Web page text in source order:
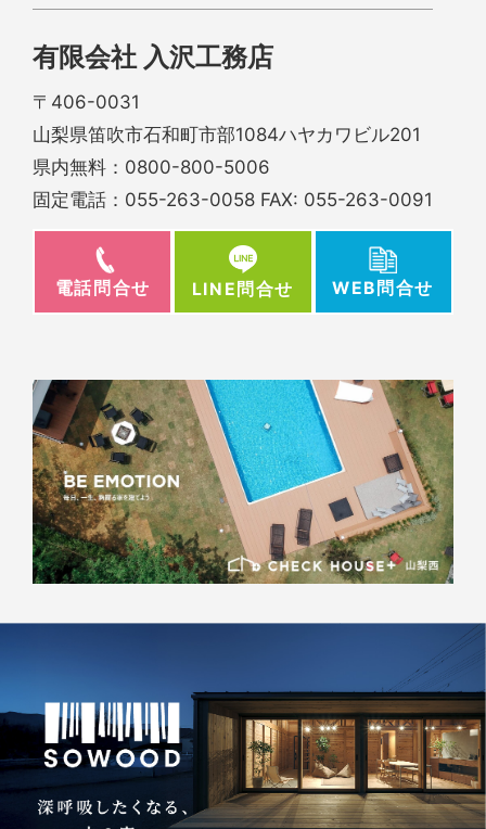
有限会社 入沢工務店
〒406-0031
山梨県笛吹市石和町市部1084ハヤカワビル201
県内無料： 0800-800-5006
固定電話： 055-263-0058 FAX: 055-263-0091
電話問合せ LINE問合せ WEB問合せ